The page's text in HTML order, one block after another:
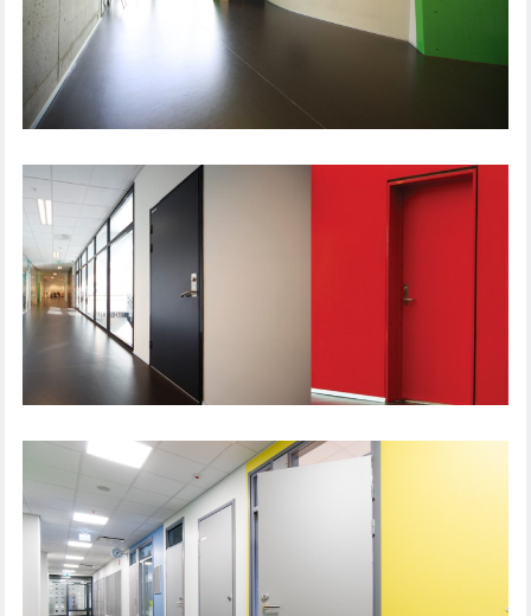
DØRLØSNING UDDANNELSESINSTITUTION
DØRLØSNING UDDANNELSESINSTITUTION